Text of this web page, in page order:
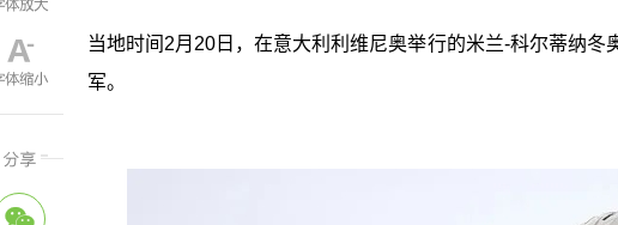
当地时间2月20日，在意大利利维尼奥举行的米兰-科尔蒂纳
军。